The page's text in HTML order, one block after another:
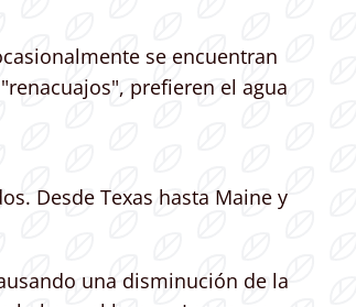
se encuentran
prefieren el agua
Desde Texas hasta Maine y
una disminución de la